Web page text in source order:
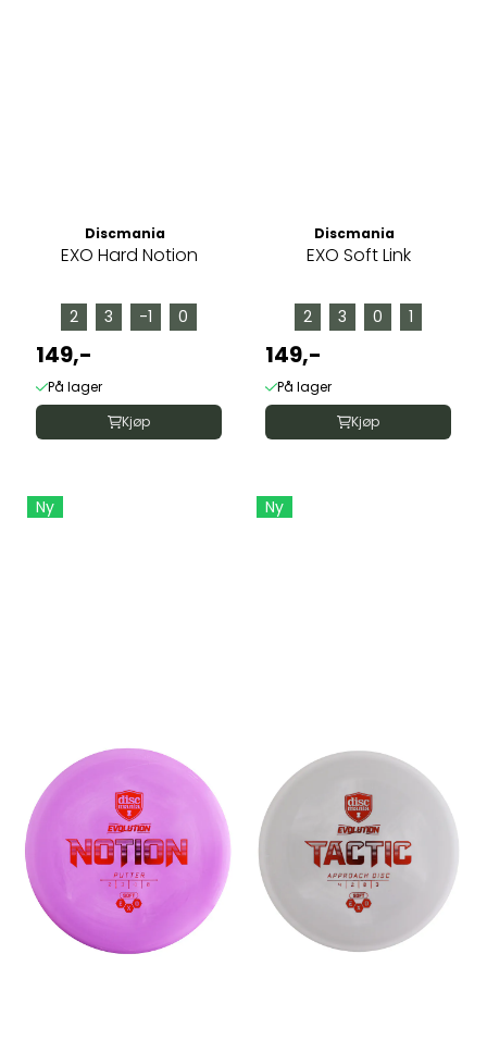
Discmania
EXO Hard Notion
2 3 -1 0
149,-
På lager
Kjøp
Discmania
EXO Soft Link
2 3 0 1
149,-
På lager
Kjøp
Ny Ny